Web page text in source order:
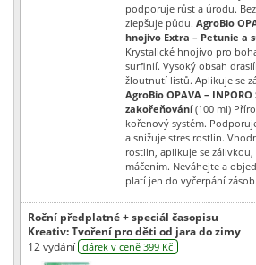
podporuje růst a úrodu.
zlepšuje půdu. AgroBio
hnojivo Extra – Petunie a
Krystalické hnojivo pro
surfinií. Vysoký obsah
žloutnutí listů. Aplikuje se
AgroBio OPAVA –
zakořeňování(100 ml)
kořenový systém.
a snižuje stres rostlin.
rostlin, aplikuje se
máčením. Neváhejte a
platí jen do vyčerpání zásob.
Roční předplatné + speciál časopisu
Kreativ: Tvoření pro děti od jara do zimy
12 vydání dárek v ceně 399 Kč